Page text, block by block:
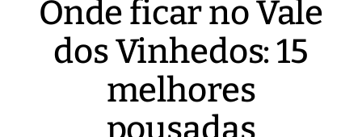
Onde ficar no Vale
dos Vinhedos: 15
melhores
pousadas